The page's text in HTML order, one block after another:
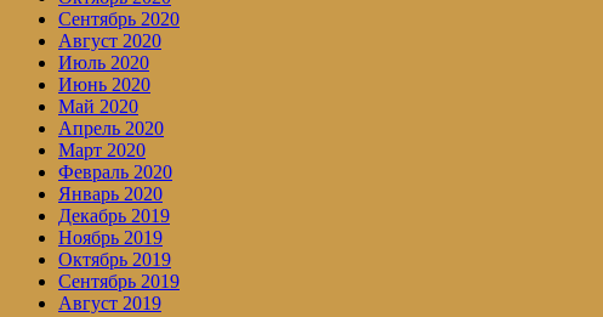
Сентябрь 2020
Август 2020
Июль 2020
Июнь 2020
Май 2020
Апрель 2020
Март 2020
Февраль 2020
Январь 2020
Декабрь 2019
Ноябрь 2019
Октябрь 2019
Сентябрь 2019
Август 2019